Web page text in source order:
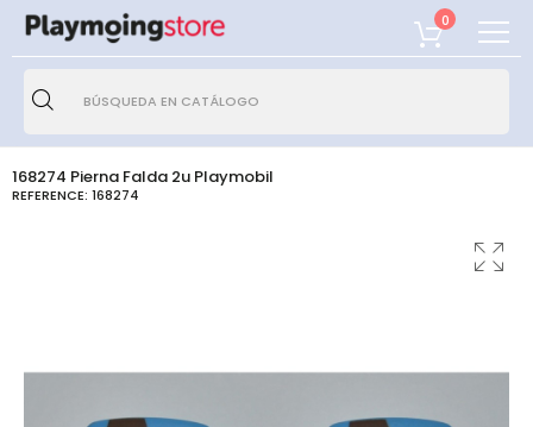
0
168274 Pierna Falda 2u Playmobil
REFERENCE: 168274